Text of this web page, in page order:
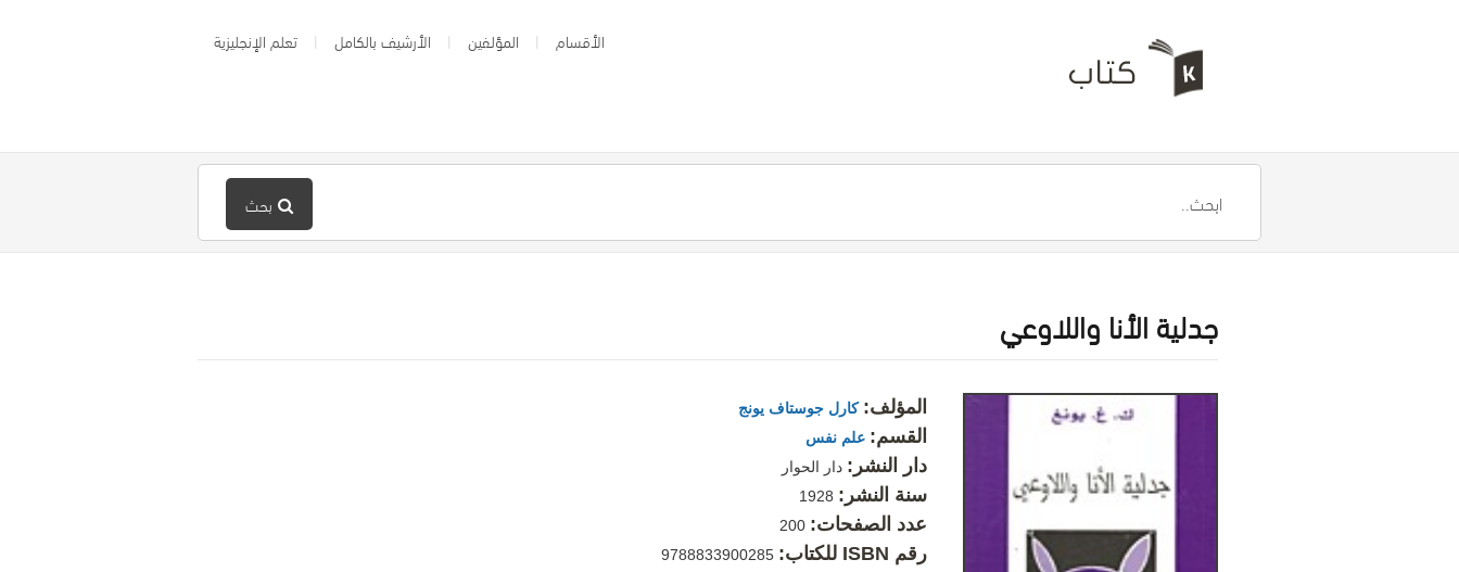
الأقسام المؤلفين الأرشيف بالكامل تعلم الإنجليزية
بحث
جدلية الأنا واللاوعي
المؤلف: كارل جوستاف يونج
القسم: علم نفس
دار النشر: دار الحوار
سنة النشر:
عدد الصفحات:
رقم ISBN للكتاب: 9788833900285